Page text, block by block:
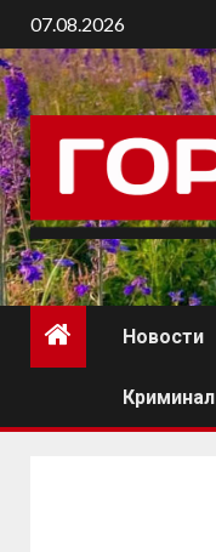
07.08.2026
Новости
Криминал